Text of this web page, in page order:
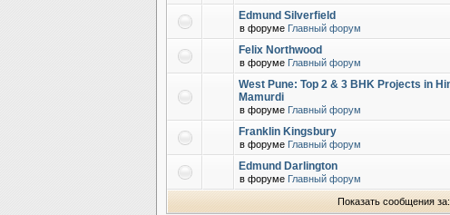
Edmund Silverfield
в форуме Главный форум
Felix Northwood
в форуме Главный форум
West Pune: Top 2 & 3 BHK Projects in
Mamurdi
в форуме Главный форум
Franklin Kingsbury
в форуме Главный форум
Edmund Darlington
в форуме Главный форум
Показать сообщения за: